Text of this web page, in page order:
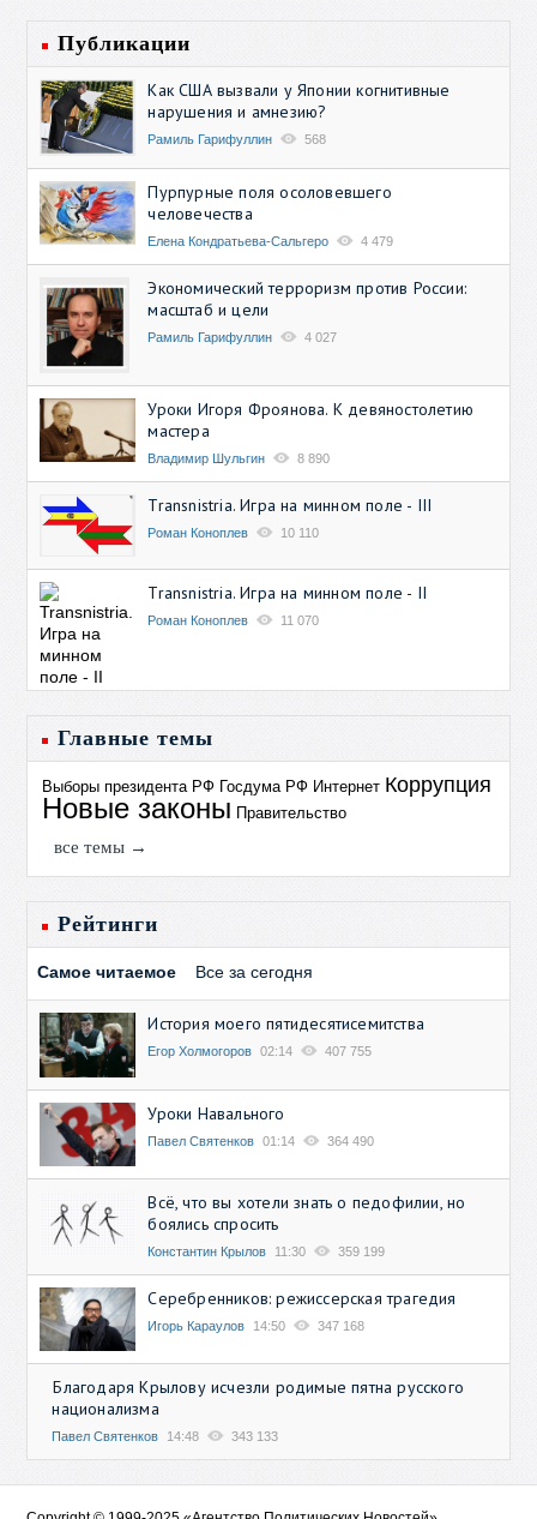
Публикации
Как США вызвали у Японии когнитивные
нарушения и амнезию?
Рамиль Гарифуллин 568
Пурпурные поля осоловевшего
человечества
Елена Кондратьева-Сальгеро 4 479
Экономический терроризм против России:
масштаб и цели
Рамиль Гарифуллин 4 027
Уроки Игоря Фроянова. К девяностолетию
мастера
Владимир Шульгин 8 890
Transnistria. Игра на минном поле - III
Роман Коноплев 10 110
Transnistria. Игра на минном поле - II
Роман Коноплев 11 070
Главные темы
Выборы президента РФ Госдума РФ Интернет Коррупция
Новые законы Правительство
все темы →
Рейтинги
Самое читаемое Все за сегодня
История моего пятидесятисемитства
Егор Холмогоров 02:14 407 755
Уроки Навального
Павел Святенков 01:14 364 490
Всё, что вы хотели знать о педофилии, но
боялись спросить
Константин Крылов 11:30 359 199
Серебренников: режиссерская трагедия
Игорь Караулов 14:50 347 168
Благодаря Крылову исчезли родимые пятна русского
национализма
Павел Святенков 14:48 343 133